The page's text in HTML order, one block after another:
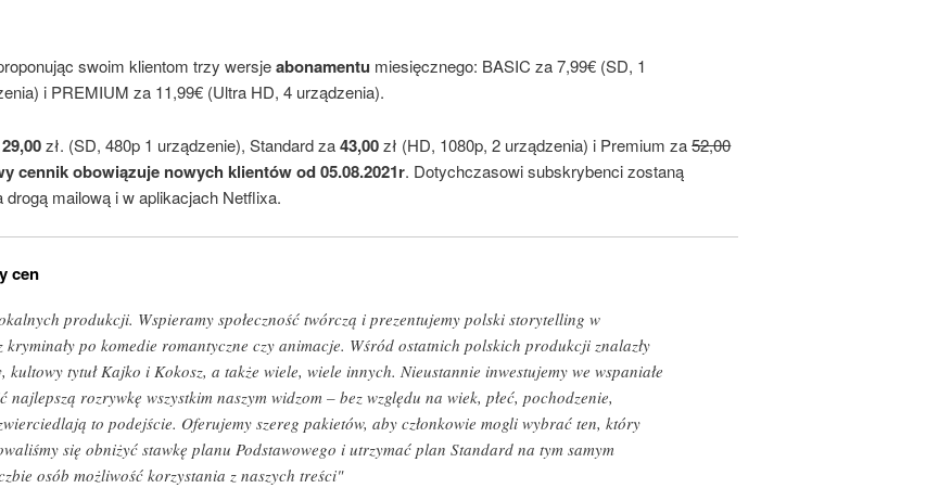
swoim klientom trzy wersjeabonamentu miesięcznego: BASIC za 7,99€ (SD, 1
i PREMIUM za 11,99€ (Ultra HD, 4 urządzenia).
29,00zł. (SD, 480p 1 urządzenie), Standard za43,00zł (HD, 1080p, 2 urządzenia) i Premium za52,00
cennik obowiązuje nowych klientów od 05.08.2021r. Dotychczasowi subskrybenci zostaną
mailową i w aplikacjach Netflixa.
cen
produkcji. Wspieramy społeczność twórczą i prezentujemy polski storytelling w
po komedie romantyczne czy animacje. Wśród ostatnich polskich produkcji znalazły
tytuł Kajko i Kokosz, a także wiele, wiele innych. Nieustannie inwestujemy we wspaniałe
rozrywkę wszystkim naszym widzom – bez względu na wiek, płeć, pochodzenie,
to podejście. Oferujemy szereg pakietów, aby członkowie mogli wybrać ten, który
się obniżyć stawkę planu Podstawowego i utrzymać plan Standard na tym samym
osób możliwość korzystania z naszych treści"